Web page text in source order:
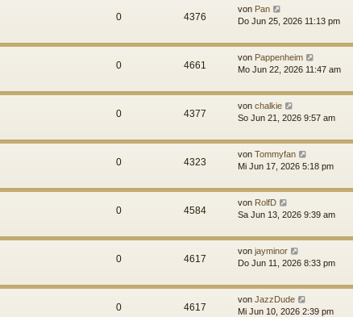
0 4376
von Pan
Do Jun 25, 2026 11:13 pm
0 4661
von Pappenheim
Mo Jun 22, 2026 11:47 am
0 4377
von chalkie
So Jun 21, 2026 9:57 am
0 4323
von Tommyfan
Mi Jun 17, 2026 5:18 pm
0 4584
von RolfD
Sa Jun 13, 2026 9:39 am
0 4617
von jayminor
Do Jun 11, 2026 8:33 pm
0 4617
von JazzDude
Mi Jun 10, 2026 2:39 pm